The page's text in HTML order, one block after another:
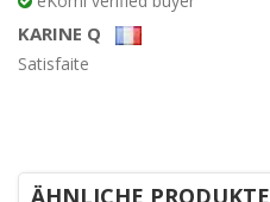
KARINE Q
Satisfaite
ÄHNLICHE PRODUKTE